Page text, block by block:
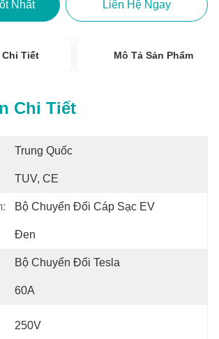
Nhất Liên Hệ Ngay
Tiết Mô Tả Sản Phẩm
Chi Tiết
Trung Quốc
TUV, CE
Bộ Chuyển Đổi Cáp Sạc EV
Đen
Bộ Chuyển Đổi Tesla
60A
250V